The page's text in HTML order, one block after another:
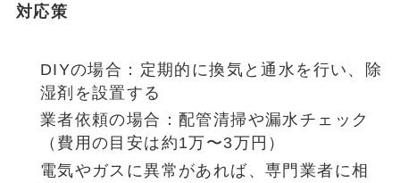
対応策
DIYの場合：定期的に換気と通水を行い、除
湿剤を設置する
業者依頼の場合：配管清掃や漏水チェック
（費用の目安は約1万〜3万円）
電気やガスに異常があれば、専門業者に相